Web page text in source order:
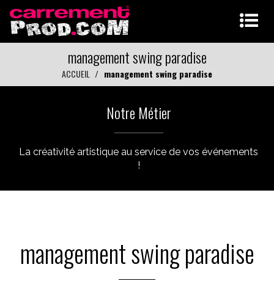
management swing paradise
ACCUEIL management swing paradise
Notre Métier
La créativité artistique au service de vos événements
!
management swing paradise